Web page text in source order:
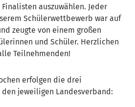
auszuwählen. Jeder
Schülerwettbewerb war auf
zeugte von einem großen
und Schüler. Herzlichen
Teilnehmenden!
erfolgen die drei
jeweiligen Landesverband: